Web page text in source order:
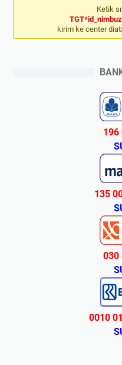
Ketik
kirim ke center
196
135
030
0010